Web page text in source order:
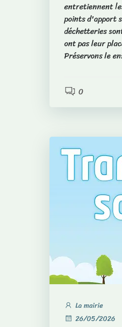
entretiennent
points d'apport
déchetteries
ont pas leur
Préservons le
0
La mairie
26/05/2026